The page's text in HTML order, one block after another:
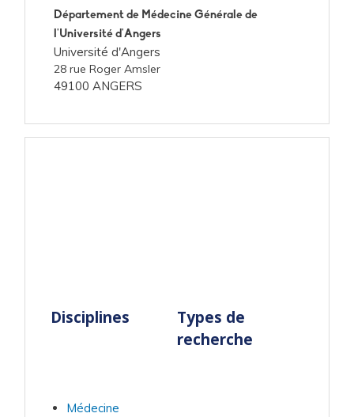
Département de Médecine Générale de
l'Université d'Angers
Université d'Angers
28 rue Roger Amsler
49100 ANGERS
Disciplines
Médecine
Types de
recherche